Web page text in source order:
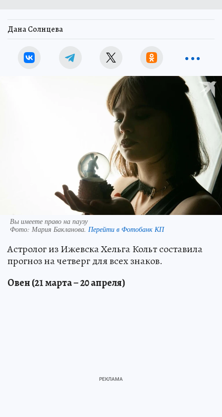
Дана Солнцева
Вы имеете право на паузу
Фото: Мария Бакланова. Перейти в Фотобанк КП
Астролог из Ижевска Хельга Кольт составила
прогноз на четверг для всех знаков.
Овен (21 марта – 20 апреля)